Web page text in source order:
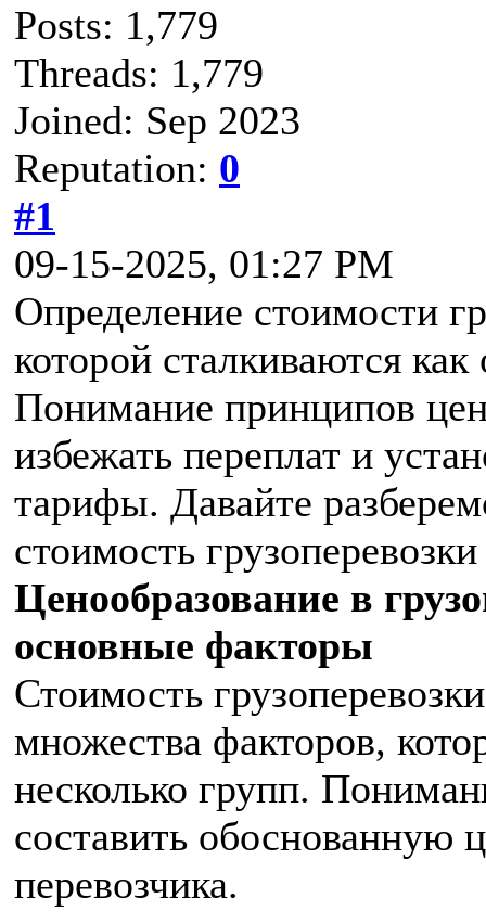
Posts: 1,779
Threads: 1,779
Joined: Sep 2023
Reputation: 0
#1
09-15-2025, 01:27 PM
Определение стоимости
которой сталкиваются
Понимание принципов
избежать переплат и
тарифы. Давайте
стоимость
Ценообразование в
основные факторы
Стоимость
множества факторов,
несколько групп.
составить обоснованную
перевозчика.